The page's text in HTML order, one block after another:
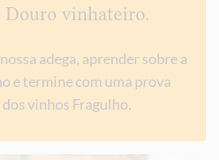
Douro vinhateiro.
adega, aprender sobre a
e termine com uma prova
vinhos Fragulho.